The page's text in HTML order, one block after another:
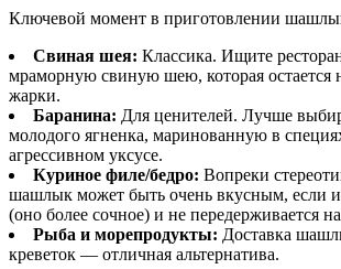
Ключевой момент в приготовлении
Свиная шея: Классика. Ищите
мраморную свиную шею, которая остается
жарки.
Баранина: Для ценителей. Лучше
молодого ягненка, маринованную в
агрессивном уксусе.
Куриное филе/бедро: Вопреки
шашлык может быть очень вкусным, если
(оно более сочное) и не передерживается
Рыба и морепродукты: Доставка
креветок — отличная альтернатива.